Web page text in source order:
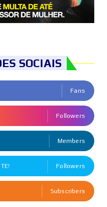
SOCIAIS
Fans
Followers
Members
Followers
Subscribers